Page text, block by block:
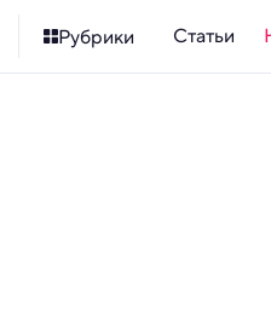
Рубрики Статьи